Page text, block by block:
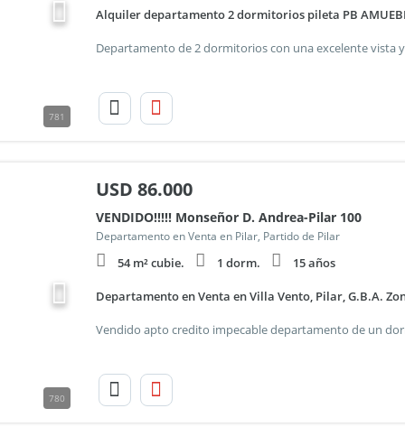
781
Alquiler departamento 2 dormitorios pileta PB
780
USD 86.000
VENDIDO!!!!! Monseñor D. Andrea-Pilar 100
Departamento en Venta en Pilar, Partido de Pilar
54 m² cubie. 1 dorm. 15 años
Departamento en Venta en Villa Vento, Pilar, G.B.A.